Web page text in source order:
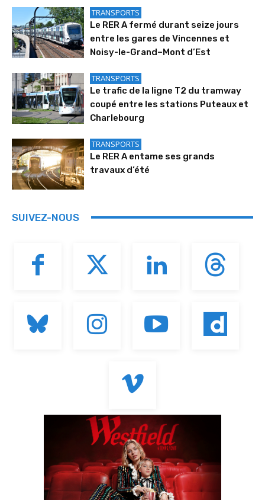
TRANSPORTS
Le RER A fermé durant seize jours
entre les gares de Vincennes et
Noisy-le-Grand–Mont d’Est
TRANSPORTS
Le trafic de la ligne T2 du tramway
coupé entre les stations Puteaux et
Charlebourg
TRANSPORTS
Le RER A entame ses grands
travaux d’été
SUIVEZ-NOUS